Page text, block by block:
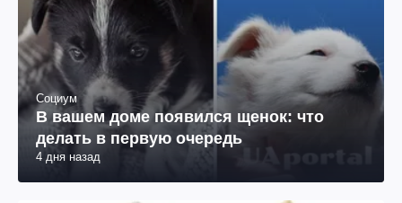
Социум
В вашем доме появился щенок: что
делать в первую очередь
4 дня назад